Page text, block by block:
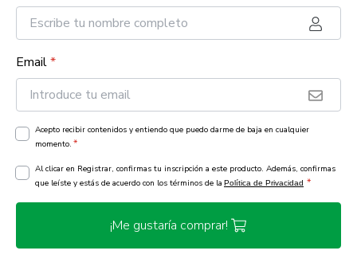
Email*
Acepto recibir contenidos y entiendo que puedo darme de baja en cualquier
momento. *
Al clicar en Registrar, confirmas tu inscripción a este producto. Además, confirmas
que leíste y estás de acuerdo con los términos de la Política de Privacidad *
¡Me gustaría comprar!